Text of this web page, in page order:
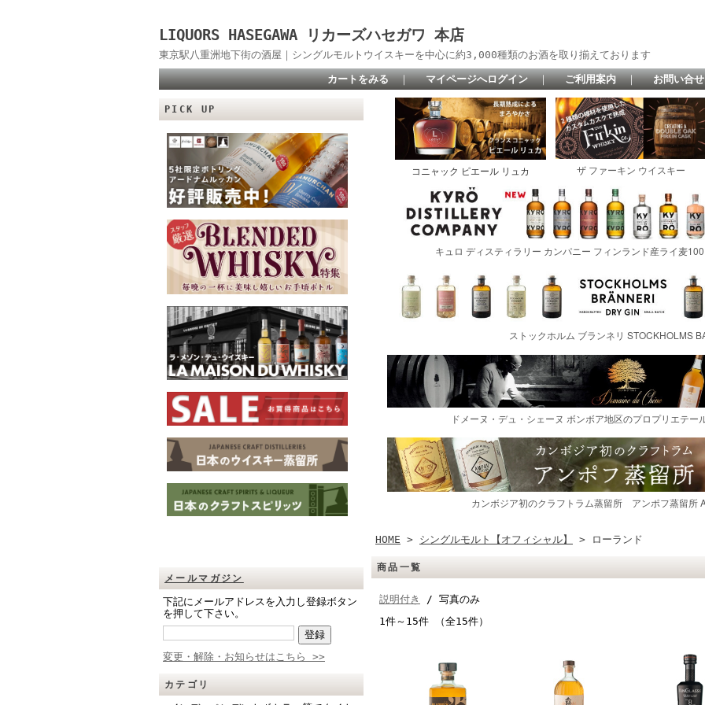
LIQUORS HASEGAWA リカーズハセガワ 本店
東京駅八重洲地下街の酒屋｜シングルモルトウイスキーを中心に約3,000種類のお酒を取り揃えております
カートをみる ｜ マイページへログイン ｜ ご利用案内 ｜ お問い合せ
PICK UP
メールマガジン
下記にメールアドレスを入力し登録ボタン
を押して下さい。
変更・解除・お知らせはこちら >>
カテゴリ
HOME > シングルモルト【オフィシャル】 > ローランド
商品一覧
説明付き
/ 写真のみ
1件～15件 （全15件）